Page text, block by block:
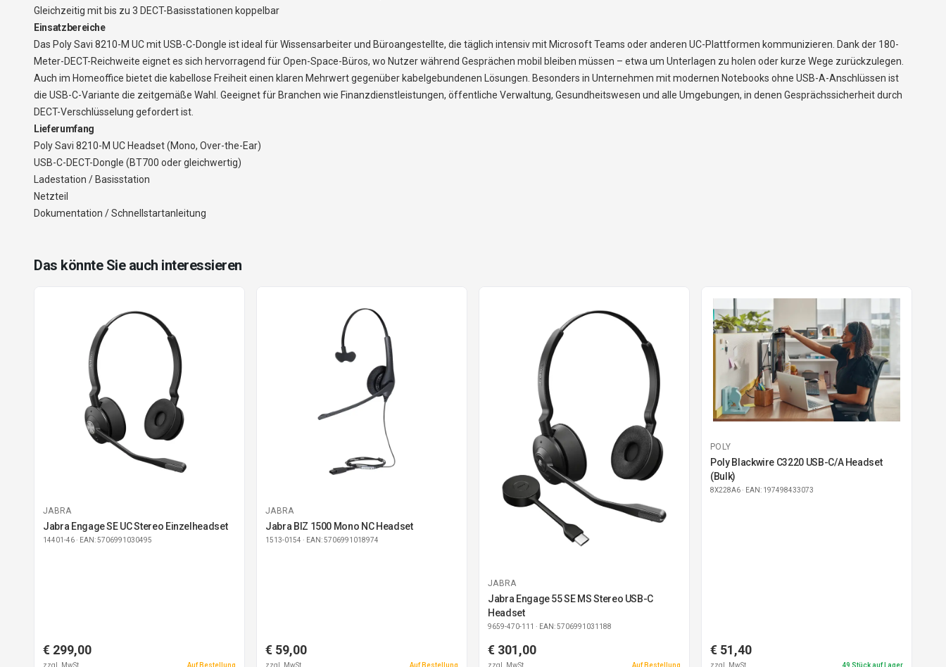
Gleichzeitig mit bis zu 3 DECT-Basisstationen koppelbar
Einsatzbereiche
Das Poly Savi 8210-M UC mit USB-C-Dongle ist ideal für Wissensarbeiter und Büroangestellte, die täglich intensiv mit Microsoft Teams oder anderen UC-Plattformen kommunizieren. Dank der 180-
Meter-DECT-Reichweite eignet es sich hervorragend für Open-Space-Büros, wo Nutzer während Gesprächen mobil bleiben müssen – etwa um Unterlagen zu holen oder kurze Wege zurückzulegen.
Auch im Homeoffice bietet die kabellose Freiheit einen klaren Mehrwert gegenüber kabelgebundenen Lösungen. Besonders in Unternehmen mit modernen Notebooks ohne USB-A-Anschlüssen ist
die USB-C-Variante die zeitgemäße Wahl. Geeignet für Branchen wie Finanzdienstleistungen, öffentliche Verwaltung, Gesundheitswesen und alle Umgebungen, in denen Gesprächssicherheit durch
DECT-Verschlüsselung gefordert ist.
Lieferumfang
Poly Savi 8210-M UC Headset (Mono, Over-the-Ear)
USB-C-DECT-Dongle (BT700 oder gleichwertig)
Ladestation / Basisstation
Netzteil
Dokumentation / Schnellstartanleitung
Das könnte Sie auch interessieren
JABRA
Jabra Engage SE UC Stereo Einzelheadset
14401-46 · EAN: 5706991030495
€ 299,00
zzgl. MwSt. Auf Bestellung
JABRA
Jabra BIZ 1500 Mono NC Headset
1513-0154 · EAN: 5706991018974
€ 59,00
zzgl. MwSt. Auf Bestellung
JABRA
Jabra Engage 55 SE MS Stereo USB-C
Headset
9659-470-111 · EAN: 5706991031188
€ 301,00
zzgl. MwSt. Auf Bestellung
POLY
Poly Blackwire C3220 USB-C/A Headset
(Bulk)
8X228A6 · EAN: 197498433073
€ 51,40
zzgl. MwSt. 49 Stück auf Lager